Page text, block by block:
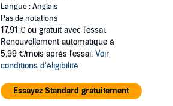
Langue : Anglais
Pas de notations
17,91 € ou gratuit avec l'essai.
Renouvellement automatique à
5,99 €/mois après l'essai. Voir
conditions d'éligibilité
Essayez Standard gratuitement